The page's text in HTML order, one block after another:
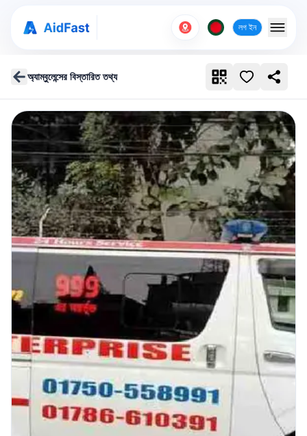
লগ ইন
অ্যাম্বুলেন্সের বিস্তারিত তথ্য